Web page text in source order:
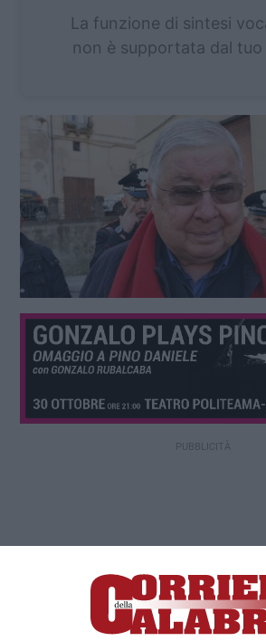
La funzione di sintesi
non è supportata dal tuo